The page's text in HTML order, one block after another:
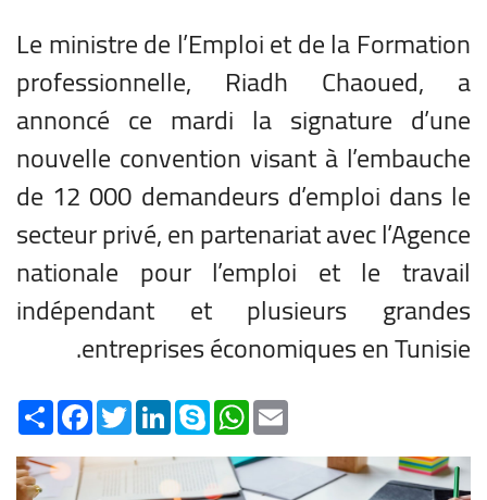
Le ministre de l’Emploi et de la Formation
professionnelle, Riadh Chaoued, a
annoncé ce mardi la signature d’une
nouvelle convention visant à l’embauche
de 12 000 demandeurs d’emploi dans le
secteur privé, en partenariat avec l’Agence
nationale pour l’emploi et le travail
indépendant et plusieurs grandes
entreprises économiques en Tunisie.
Share
FacebookTwitterLinkedInSkype
WhatsAppEmail